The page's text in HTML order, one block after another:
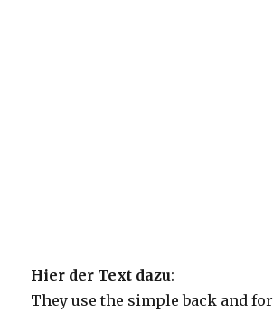
Hier der Text dazu:
They use the simple back and